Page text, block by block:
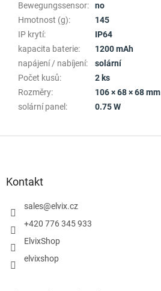
Bewegungssensor:
no
Hmotnost (g):
145
IP krytí:
IP64
kapacita baterie:
1200 mAh
napájení / nabíjení:
solární
Počet kusů:
2 ks
Rozměry:
106 × 68 × 68 mm
solární panel : 0.75 W
Kontakt
sales@elvix.cz
+420 776 345 933
ElvixShop
elvixshop